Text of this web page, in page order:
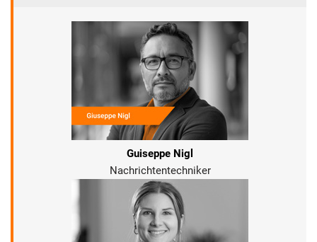
Guiseppe Nigl
Nachrichtentechniker